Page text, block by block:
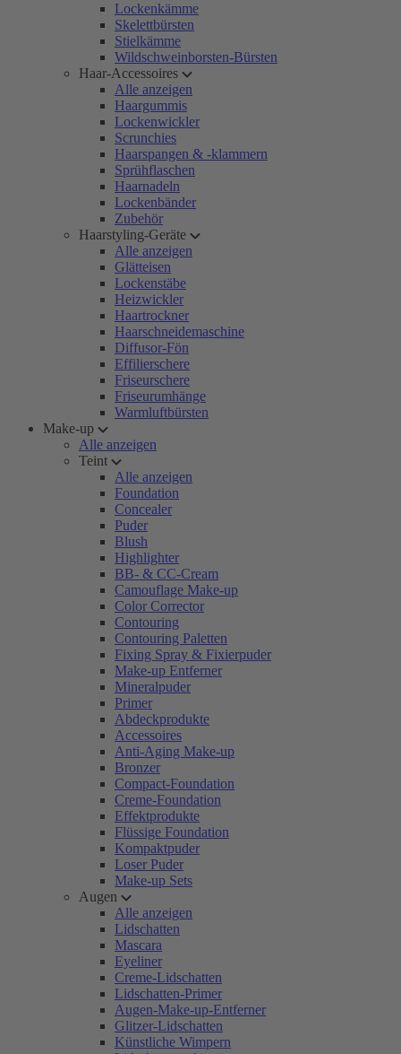
Lockenkämme
Skelettbürsten
Stielkämme
Wildschweinborsten-Bürsten
Haar-Accessoires
Alle anzeigen
Haargummis
Lockenwickler
Scrunchies
Haarspangen & -klammern
Sprühflaschen
Haarnadeln
Lockenbänder
Zubehör
Haarstyling-Geräte
Alle anzeigen
Glätteisen
Lockenstäbe
Heizwickler
Haartrockner
Haarschneidemaschine
Diffusor-Fön
Effilierschere
Friseurschere
Friseurumhänge
Warmluftbürsten
Make-up
Alle anzeigen
Teint
Alle anzeigen
Foundation
Concealer
Puder
Blush
Highlighter
BB- & CC-Cream
Camouflage Make-up
Color Corrector
Contouring
Contouring Paletten
Fixing Spray & Fixierpuder
Make-up Entferner
Mineralpuder
Primer
Abdeckprodukte
Accessoires
Anti-Aging Make-up
Bronzer
Compact-Foundation
Creme-Foundation
Effektprodukte
Flüssige Foundation
Kompaktpuder
Loser Puder
Make-up Sets
Augen
Alle anzeigen
Lidschatten
Mascara
Eyeliner
Creme-Lidschatten
Lidschatten-Primer
Augen-Make-up-Entferner
Glitzer-Lidschatten
Künstliche Wimpern